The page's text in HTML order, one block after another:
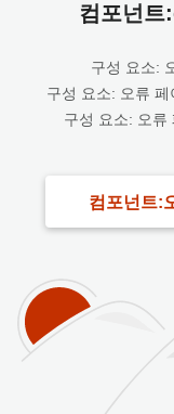
컴포넌
구성 요소:
구성 요소: 오류
구성 요소: 오류
컴포넌트: